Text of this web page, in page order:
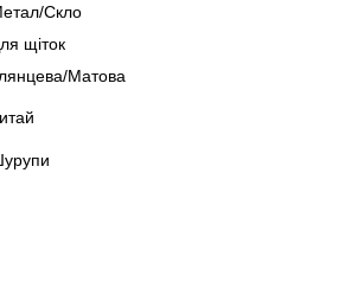
Скло
щіток
Матова